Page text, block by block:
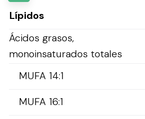
Lípidos
Ácidos grasos,
monoinsaturados totales
MUFA 14:1
MUFA 16:1